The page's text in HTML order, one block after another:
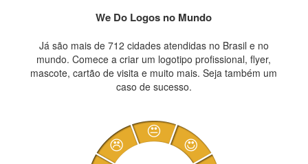
We Do Logos no Mundo
Já são mais de 712 cidades atendidas no Brasil e no
mundo. Comece a criar um logotipo profissional, flyer,
mascote, cartão de visita e muito mais. Seja também um
caso de sucesso.